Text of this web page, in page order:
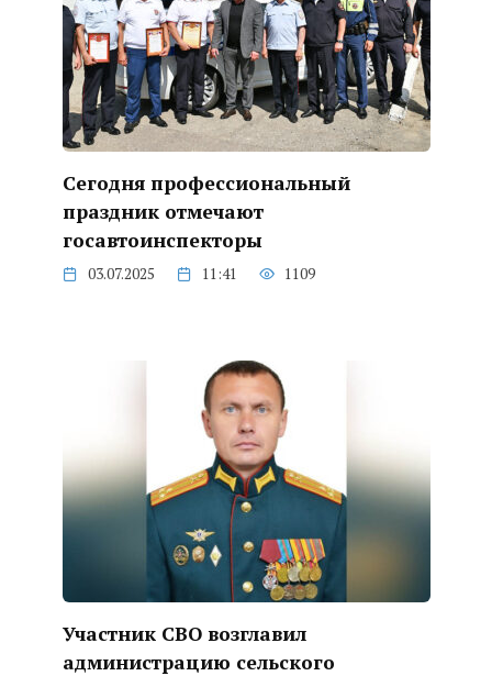
Сегодня профессиональный
праздник отмечают
госавтоинспекторы
03.07.2025 11:41 1109
Участник СВО возглавил
администрацию сельского